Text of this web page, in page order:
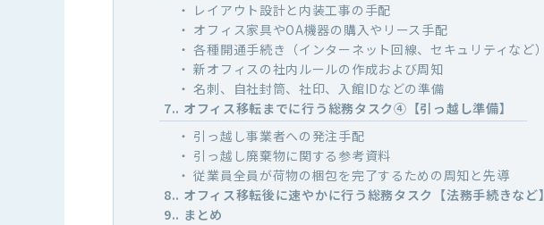
レイアウト設計と内装工事の手配
オフィス家具やOA機器の購入やリース手配
各種開通手続き（インターネット回線、セキュリティなど）
新オフィスの社内ルールの作成および周知
名刺、自社封筒、社印、入館IDなどの準備
7. オフィス移転までに行う総務タスク④【引っ越し準備】
引っ越し事業者への発注手配
引っ越し廃棄物に関する参考資料
従業員全員が荷物の梱包を完了するための周知と先導
8. オフィス移転後に速やかに行う総務タスク【法務手続きなど】
9. まとめ